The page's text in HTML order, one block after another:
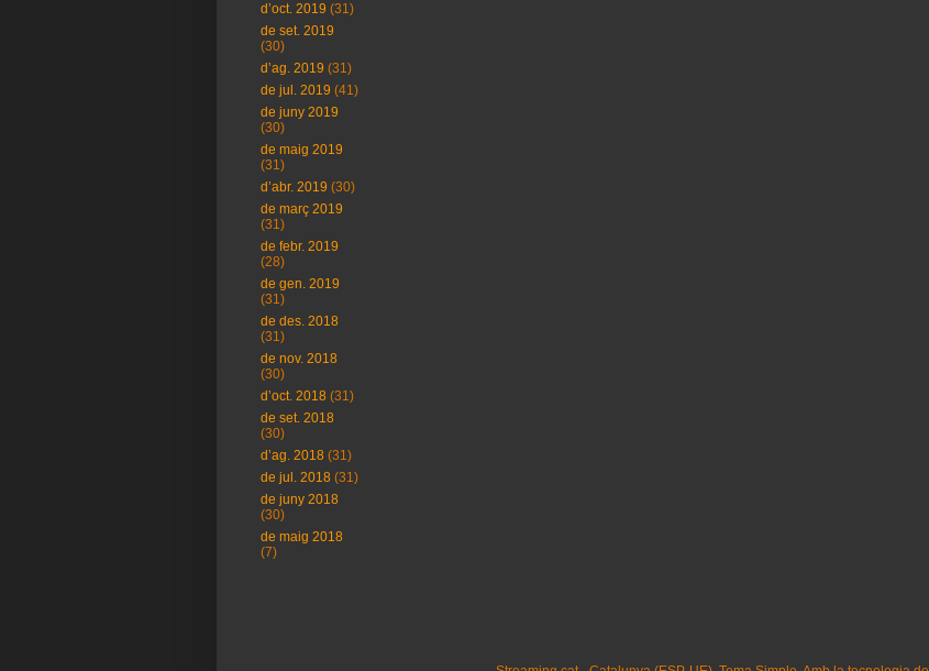
d’oct. 2019 (31)
de set. 2019
(30)
d’ag. 2019 (31)
de jul. 2019 (41)
de juny 2019
(30)
de maig 2019
(31)
d’abr. 2019 (30)
de març 2019
(31)
de febr. 2019
(28)
de gen. 2019
(31)
de des. 2018
(31)
de nov. 2018
(30)
d’oct. 2018 (31)
de set. 2018
(30)
d’ag. 2018 (31)
de jul. 2018 (31)
de juny 2018
(30)
de maig 2018
(7)